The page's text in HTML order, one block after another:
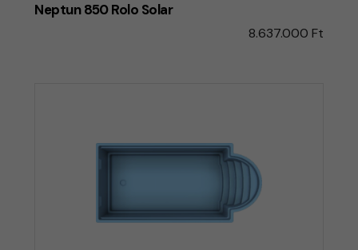
Neptun 850 Rolo Solar
8.637.000 Ft